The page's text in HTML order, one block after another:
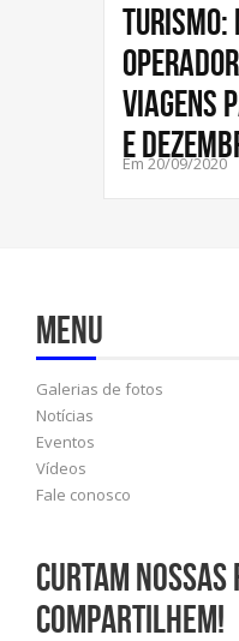
Turismo:
viagens
e
Em 20/09/2020
Menu
Galerias de fotos
Notícias
Eventos
Vídeos
Fale conosco
Curtam nossas
compartilhem!